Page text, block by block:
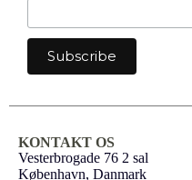
KONTAKT OS
Vesterbrogade 76 2 sal
København, Danmark